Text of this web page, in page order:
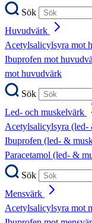
Sök
Huvudvärk
Acetylsalicylsyra mot
Ibuprofen mot
mot huvudvärk
Sök
Led- och muskelvärk
Acetylsalicylsyra (led-
Ibuprofen (led- &
Paracetamol (led- &
Sök
Mensvärk
Acetylsalicylsyra mot